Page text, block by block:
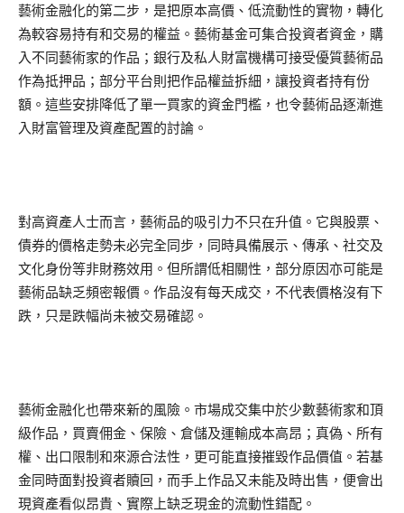
藝術金融化的第二步，是把原本高價、低流動性的實物，轉化
為較容易持有和交易的權益。藝術基金可集合投資者資金，購
入不同藝術家的作品；銀行及私人財富機構可接受優質藝術品
作為抵押品；部分平台則把作品權益拆細，讓投資者持有份
額。這些安排降低了單一買家的資金門檻，也令藝術品逐漸進
入財富管理及資產配置的討論。
對高資產人士而言，藝術品的吸引力不只在升值。它與股票、
債券的價格走勢未必完全同步，同時具備展示、傳承、社交及
文化身份等非財務效用。但所謂低相關性，部分原因亦可能是
藝術品缺乏頻密報價。作品沒有每天成交，不代表價格沒有下
跌，只是跌幅尚未被交易確認。
藝術金融化也帶來新的風險。市場成交集中於少數藝術家和頂
級作品，買賣佣金、保險、倉儲及運輸成本高昂；真偽、所有
權、出口限制和來源合法性，更可能直接摧毀作品價值。若基
金同時面對投資者贖回，而手上作品又未能及時出售，便會出
現資產看似昂貴、實際上缺乏現金的流動性錯配。